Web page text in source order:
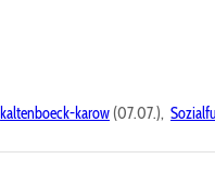
kaltenboeck-karow (07.07.),